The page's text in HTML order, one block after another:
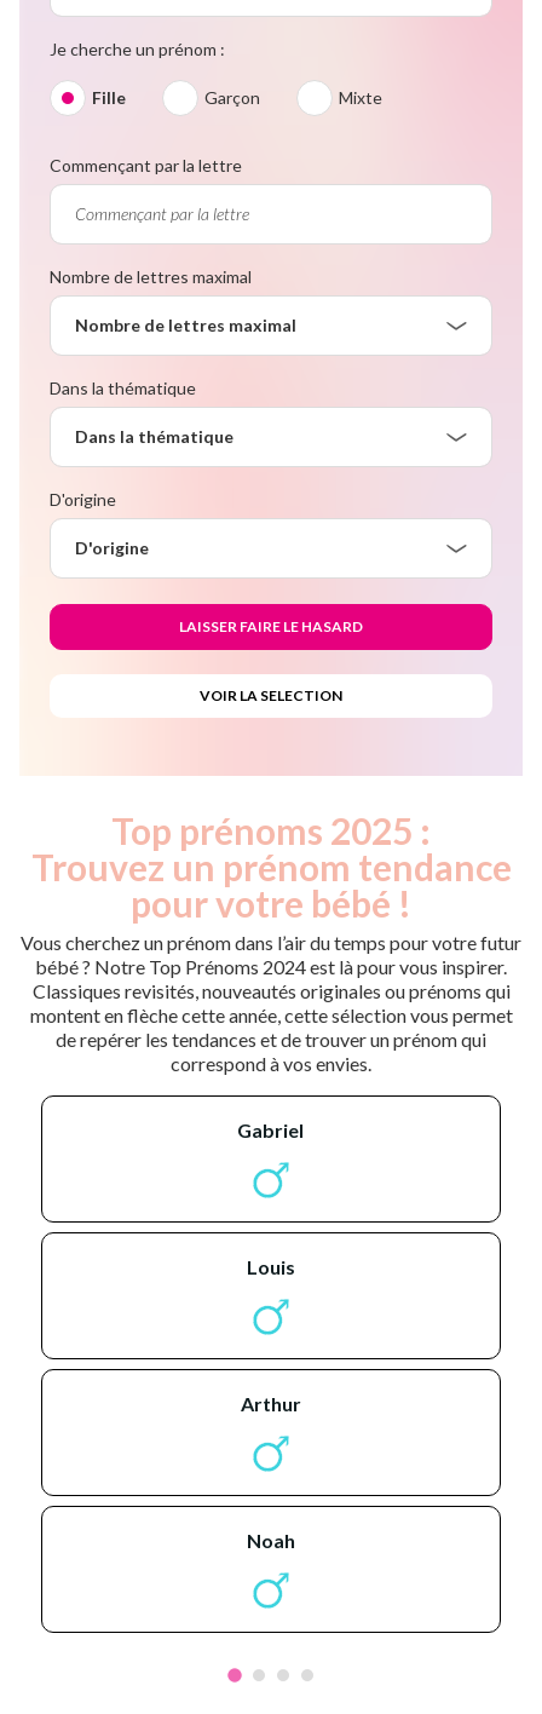
Je cherche un prénom :
Fille Garçon Mixte
Commençant par la lettre
Nombre de lettres maximal
Nombre de lettres maximal
Dans la thématique
Dans la thématique
D'origine
D'origine
Top prénoms 2025 :
Trouvez un prénom tendance
pour votre bébé !
Vous cherchez un prénom dans l’air du temps pour votre futur
bébé ? Notre Top Prénoms 2024 est là pour vous inspirer.
Classiques revisités, nouveautés originales ou prénoms qui
montent en flèche cette année, cette sélection vous permet
de repérer les tendances et de trouver un prénom qui
correspond à vos envies.
gabriel
louis
arthur
noah